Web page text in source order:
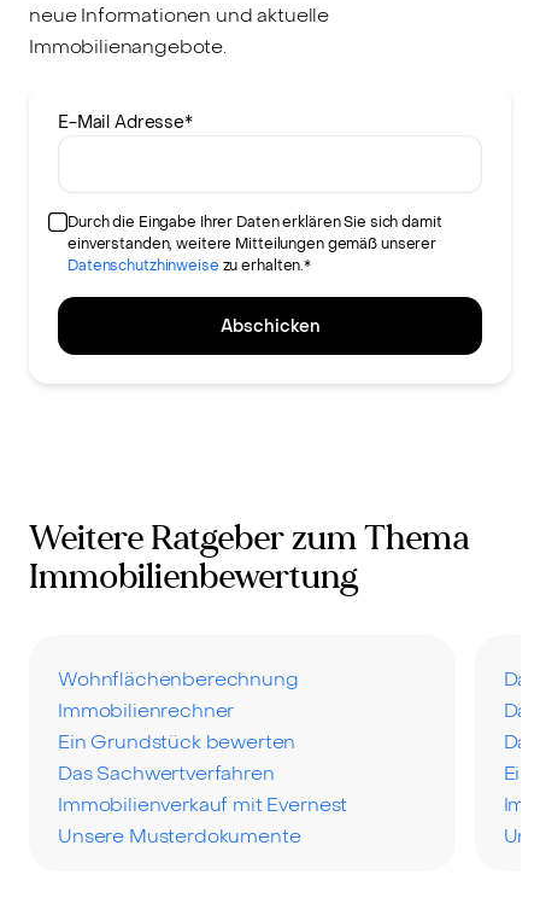
neue Informationen und aktuelle
Immobilienangebote.
E-Mail Adresse*
Durch die Eingabe Ihrer Daten erklären Sie sich damit
einverstanden, weitere Mitteilungen gemäß unserer
Datenschutzhinweise zu erhalten.*
Abschicken
Weitere Ratgeber zum Thema
Immobilienbewertung
Wohnflächenberechnung
Immobilienrechner
Ein Grundstück bewerten
Das Sachwertverfahren
Immobilienverkauf mit Evernest
Unsere Musterdokumente
Ein